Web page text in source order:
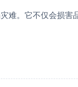
难。它不仅会损